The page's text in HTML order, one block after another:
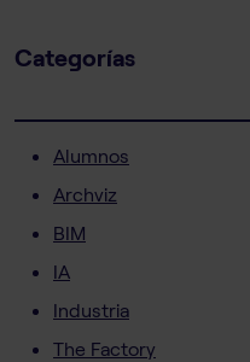
Categorías
Alumnos
Archviz
BIM
IA
Industria
The Factory